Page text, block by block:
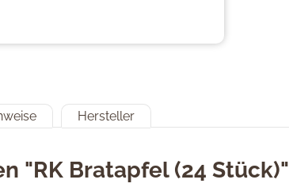
Hersteller
"RK Bratapfel (24 Stück)"